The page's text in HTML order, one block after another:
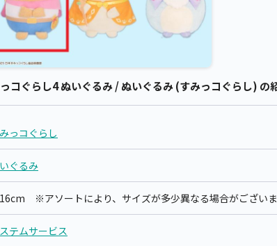
コぐらし4 ぬいぐるみ / ぬいぐるみ (すみっコぐらし) の
っコぐらし
ぐるみ
※アソートにより、サイズが多少異なる場合がございま
テムサービス